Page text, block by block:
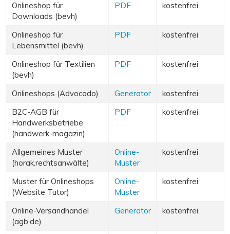
Onlineshop für
Downloads (bevh)
PDF kostenfrei
Onlineshop für
Lebensmittel (bevh)
PDF kostenfrei
Onlineshop für Textilien
(bevh)
PDF kostenfrei
Onlineshops (Advocado) Generator
kostenfrei
B2C-AGB für
Handwerksbetriebe
(handwerk-magazin)
PDF kostenfrei
Allgemeines Muster
(horak.rechtsanwälte)
Online-
Muster
kostenfrei
Muster für Onlineshops
(Website Tutor)
Online-
Muster
kostenfrei
Online-Versandhandel
(agb.de)
Generator kostenfrei